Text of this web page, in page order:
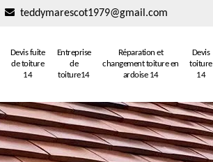
teddymarescot1979@gmail.com
Devis fuite
de toiture
14
Entreprise
de
toiture14
Réparation et
changement toiture en
ardoise 14
Devis
toiture
14